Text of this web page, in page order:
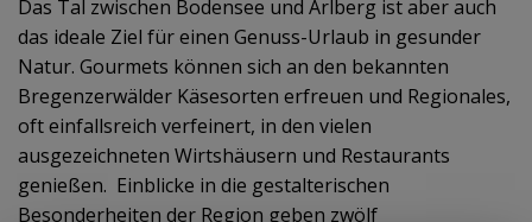
Das Tal zwischen Bodensee und Arlberg ist aber auch
das ideale Ziel für einen Genuss-Urlaub in gesunder
Natur. Gourmets können sich an den bekannten
Bregenzerwälder Käsesorten erfreuen und Regionales,
oft einfallsreich verfeinert, in den vielen
ausgezeichneten Wirtshäusern und Restaurants
genießen. Einblicke in die gestalterischen
Besonderheiten der Region geben zwölf